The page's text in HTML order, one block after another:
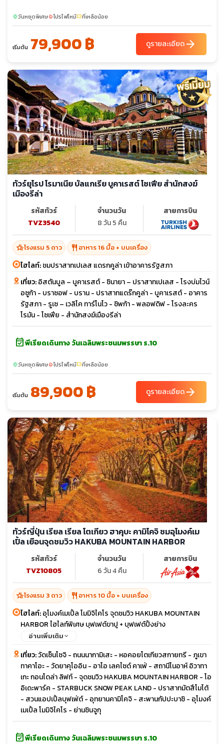
sunnyวันหยุดพิเศษlocal_fire_departmentโปรไฟไหม้confirmation_numberที่เหลือน้อย
เริ่มต้น 79,900 ฿ ดูรายละเอียดarrow_forward
ทัวร์ยุโรป โรมาเนีย บัลแกเรีย บูคาเรสต์ โซเฟีย สำนักสงฆ์
เมืองรีล่า
รหัสทัวร์
TVZ3540
จำนวนวัน
8 วัน 5 คืน
สายการบิน
hotel_classโรงแรม 5 ดาว restaurant อาหาร 16 มื้อ + บนเครื่อง
ไฮไลท์:ชมปราสาทเปเลส แดรกคูล่า เข้าอาคารรัฐสภา
เที่ยว:อิสตันบูล – บูคาเรสต์ - ซินายา – ปราสาทเปเลส - โรงบ่มไวน์
อซูก้า - บราซอฟ - บราน - ปราสาทแดร๊กคูล่า - บูคาเรสต์ - อาคาร
รัฐสภา - รูเซ – เวลิโค ทาร์โนโว - ชิพก้า - พลอฟดิฟ - โรงละคร
โรมัน - โซเฟีย - สำนักสงฆ์เมืองรีล่า
event_availableพีเรียดเดินทาง วันเฉลิมพระชนมพรรษา ร.10
sunnyวันหยุดพิเศษlocal_fire_departmentโปรไฟไหม้confirmation_numberที่เหลือน้อย
เริ่มต้น 89,900 ฿ ดูรายละเอียดarrow_forward
ทัวร์ญี่ปุ่น เรียล เรียล โตเกียว ฮาคุบะ คามิโคจิ ชมอุโมงค์เม
เปิ้ล เยือนจุดชมวิว HAKUBA MOUNTAIN HARBOR
รหัสทัวร์
TVZ10805
จำนวนวัน
6 วัน 4 คืน
สายการบิน
hotel_classโรงแรม 3 ดาว restaurant อาหาร 10 มื้อ + บนเครื่อง
ไฮไลท์:อุโมงค์เมเปิ้ล โมมิจิไคโร จุดชมวิว HAKUBA MOUNTAIN
HARBOR ไฮไลท์พิเศษ บุฟเฟต์ขาปู + บุฟเฟต์ปิ้งย่าง
อ่านเพิ่มเติม
เที่ยว:วัดเซ็นโซจิ - ถนนนากามิเสะ - หอคอยโตเกียวสกายทรี - ภูเขา
ทาคาโอะ - วัดยาคุโออิน - อาโอ เลคไซด์ คาเฟ่ - สถานีโนอาห์ อิวาทา
เกะ กอนโดล่า ลิฟท์ - จุดชมวิว HAKUBA MOUNTAIN HARBOR - โอ
อิเดะพาร์ค - STARBUCK SNOW PEAK LAND - ปราสาทมัตสึโมโต้
- สวนแอปเปิ้ลบุฟเฟ่ต์ - อุทยานคามิโคจิ - สะพานกัปปะบาชิ - อุโมงค์
เมเปิ้ล โมมิจิไคโร - ย่านชินจูกุ
event_availableพีเรียดเดินทาง วันเฉลิมพระชนมพรรษา ร.10